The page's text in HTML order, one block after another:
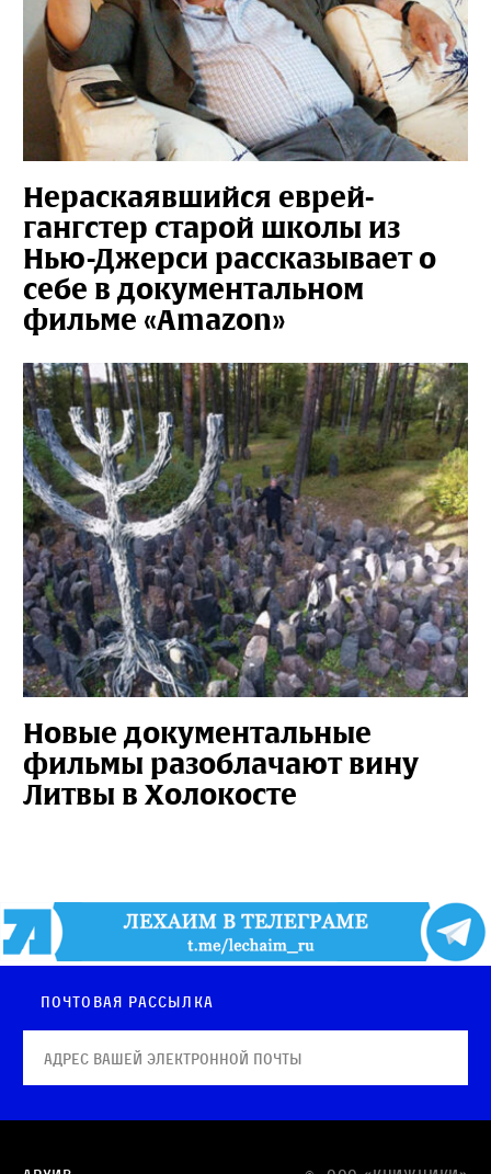
Нераскаявшийся еврей-
гангстер старой школы из
Нью-Джерси рассказывает о
себе в документальном
фильме «Amazon»
Новые документальные
фильмы разоблачают вину
Литвы в Холокосте
Почтовая рассылка